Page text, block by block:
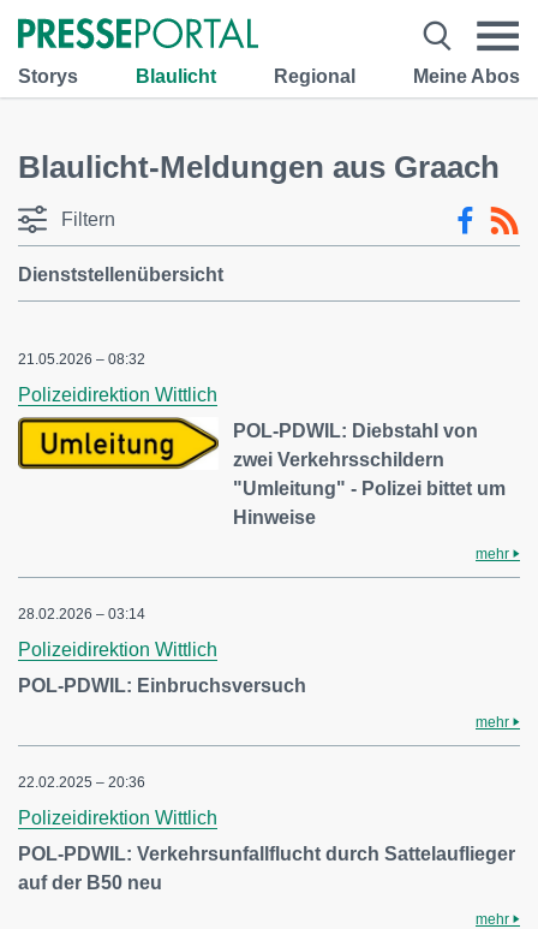
Storys Blaulicht Regional Meine Abos
Blaulicht-Meldungen aus Graach
Filtern
Dienststellenübersicht
21.05.2026 – 08:32
Polizeidirektion Wittlich
POL-PDWIL: Diebstahl von
zwei Verkehrsschildern
"Umleitung" - Polizei bittet um
Hinweise
mehr
28.02.2026 – 03:14
Polizeidirektion Wittlich
POL-PDWIL: Einbruchsversuch
mehr
22.02.2025 – 20:36
Polizeidirektion Wittlich
POL-PDWIL: Verkehrsunfallflucht durch Sattelauflieger
auf der B50 neu
mehr